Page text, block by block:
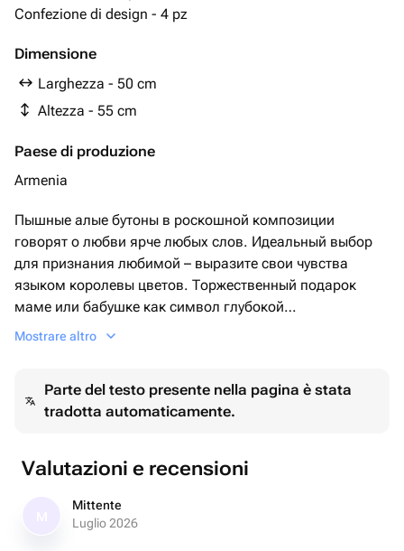
Confezione di design - 4 pz
Dimensione
Larghezza - 50 cm
Altezza - 55 cm
Paese di produzione
Armenia
Пышные алые бутоны в роскошной композиции
говорят о любви ярче любых слов. Идеальный выбор
для признания любимой – выразите свои чувства
языком королевы цветов. Торжественный подарок
маме или бабушке как символ глубокой
привязанности. Добавит благородства свадебному
Букет, в котором гармонично сочетаются страсть и
Mostrare altro
Parte del testo presente nella pagina è stata
tradotta automaticamente.
Valutazioni e recensioni
Mittente
Luglio 2026